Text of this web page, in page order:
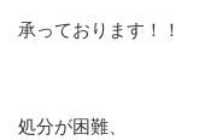
承っております！！
処分が困難、